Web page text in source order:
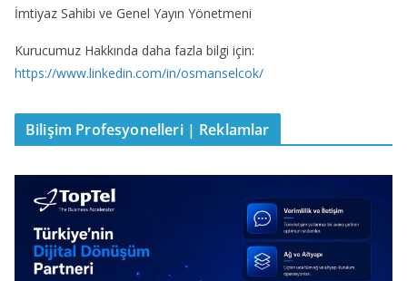
İmtiyaz Sahibi ve Genel Yayın Yönetmeni
Kurucumuz Hakkında daha fazla bilgi için:
https://www.linkedin.com/in/osmanselcok/
Bilişim Profesyonelleri | Reklamlar